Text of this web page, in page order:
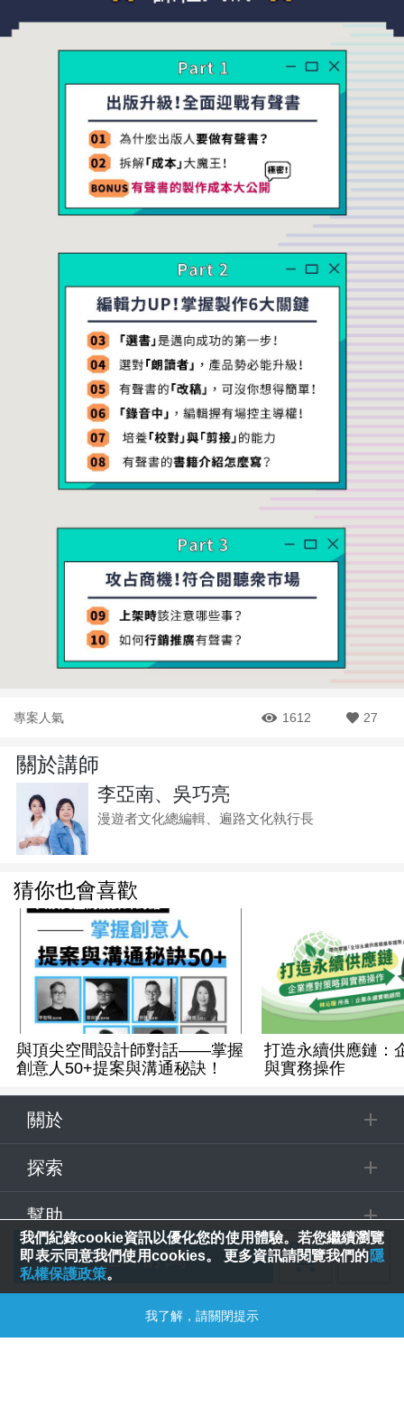
專案人氣 1612 27
關於講師
李亞南、吳巧亮
漫遊者文化總編輯、遍路文化執行長
猜你也會喜歡
與頂尖空間設計師對話——掌握
創意人50+提案與溝通秘訣！
打造永續供應鏈：
與實務操作
立即訂閱
關於
探索
幫助
追蹤
© 2025 Spring House Entertainment Tech. Inc. All Rights Reserved.
我們紀錄cookie資訊以優化您的使用體驗。若您繼續瀏覽
即表示同意我們使用cookies。 更多資訊請閱覽我們的隱
私權保護政策。
我了解，請關閉提示